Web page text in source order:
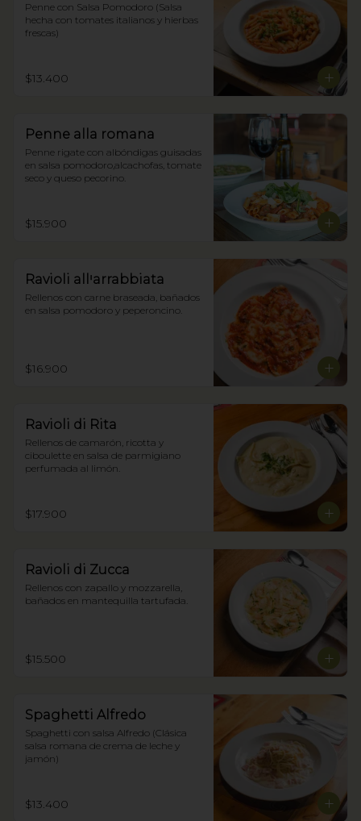
Penne con Salsa Pomodoro (Salsa
hecha con tomates italianos y hierbas
frescas)
$13.400
Penne alla romana
Penne rigate con albóndigas guisadas
en salsa pomodoro,alcachofas, tomate
seco y queso pecorino.
$15.900
Ravioli allꞌarrabbiata
Rellenos con carne braseada, bañados
en salsa pomodoro y peperoncino.
$16.900
Ravioli di Rita
Rellenos de camarón, ricotta y
ciboulette en salsa de parmigiano
perfumada al limón.
$17.900
Ravioli di Zucca
Rellenos con zapallo y mozzarella,
bañados en mantequilla tartufada.
$15.500
Spaghetti Alfredo
Spaghetti con salsa Alfredo (Clásica
salsa romana de crema de leche y
jamón)
$13.400